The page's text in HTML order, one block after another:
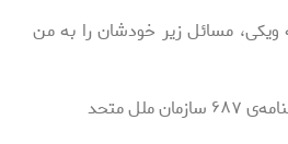
ویکی، مسائل زیر خودشان را به من
ملل متحد